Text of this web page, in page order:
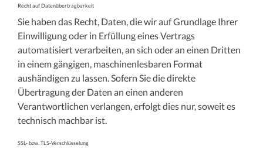
Recht auf Datenübertragbarkeit
Sie haben das Recht, Daten, die wir auf Grundlage Ihrer
Einwilligung oder in Erfüllung eines Vertrags
automatisiert verarbeiten, an sich oder an einen Dritten
in einem gängigen, maschinenlesbaren Format
aushändigen zu lassen. Sofern Sie die direkte
Übertragung der Daten an einen anderen
Verantwortlichen verlangen, erfolgt dies nur, soweit es
technisch machbar ist.
SSL- bzw. TLS-Verschlüsselung